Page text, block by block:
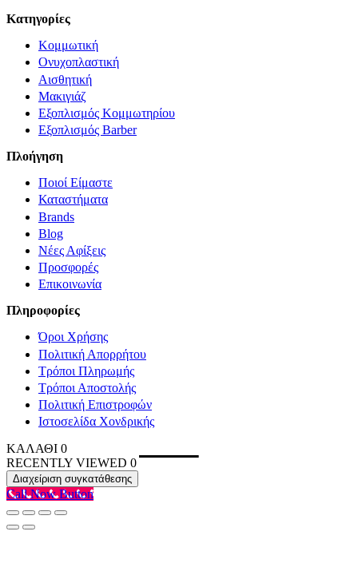
Κατηγορίες
Κομμωτική
Ονυχοπλαστική
Αισθητική
Μακιγιάζ
Εξοπλισμός Κομμωτηρίου
Εξοπλισμός Barber
Πλοήγηση
Ποιοί Είμαστε
Καταστήματα
Brands
Blog
Νέες Αφίξεις
Προσφορές
Επικοινωνία
Πληροφορίες
Όροι Χρήσης
Πολιτική Απορρήτου
Τρόποι Πληρωμής
Τρόποι Αποστολής
Πολιτική Επιστροφών
Ιστοσελίδα Χονδρικής
ΚΑΛΑΘΙ 0
RECENTLY VIEWED 0
Διαχείριση συγκατάθεσης
Call Now Button